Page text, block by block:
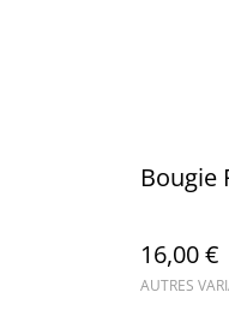
Bougie
16,00 €
AUTRES